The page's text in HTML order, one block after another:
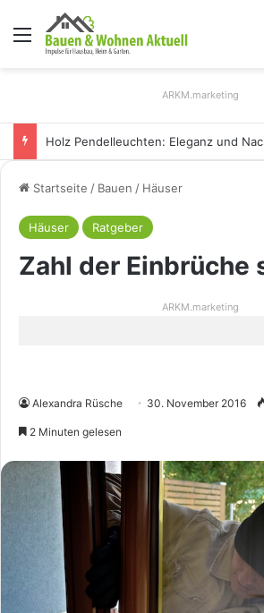
Menü
ARKM.marketing
Startseite / Bauen / Häuser
Häuser Ratgeber
Zahl der Einbrüche
ARKM.marketing
Alexandra Rüsche 30. November 2016
2 Minuten gelesen